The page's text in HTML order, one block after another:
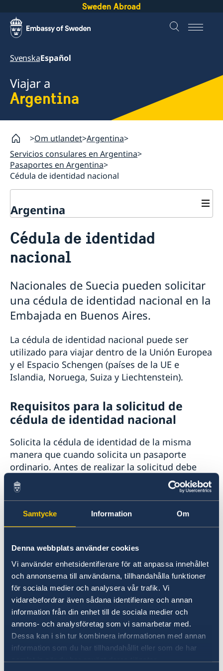
Samtycke Information Om
Denna webbplats använder cookies
Vi använder enhetsidentifierare för att anpassa innehållet
och annonserna till användarna, tillhandahålla funktioner
för sociala medier och analysera vår trafik. Vi
vidarebefordrar även sådana identifierare och annan
information från din enhet till de sociala medier och
annons- och analysföretag som vi samarbetar med.
Dessa kan i sin tur kombinera informationen med annan
information som du har tillhandahållit eller som de har
samlat in när du har använt deras tjänster.
Sweden Abroad
SvenskaEspañol
Viajar a
Argentina
Om utlandet Argentina
Servicios consulares en Argentina
Pasaportes en Argentina
Cédula de identidad nacional
Argentina
Votar en Argentina
Pasaportes en Argentina
Solicitud de pasaporte para menores de edad
Cédula de identidad nacional
Pasaporte provisorio
Número de coordinación
Pérdida de pasaporte
Entrega de pasaporte o cédula de identidad nacional
Ciudadanía sueca en Argentina
Registro de menores que nacieron en el
extranjero
Perder o conservar la ciudadanía sueca
Jubilación sueca en Argentina
Fe de vida en Argentina
Registro de defunción en Argentina
Aranceles en Argentina
Cédula de identidad
nacional
Nacionales de Suecia pueden solicitar
una cédula de identidad nacional en la
Embajada en Buenos Aires.
La cédula de identidad nacional puede ser
utilizado para viajar dentro de la Unión Europea
y el Espacio Schengen (países de la UE e
Islandia, Noruega, Suiza y Liechtenstein).
Requisitos para la solicitud de
cédula de identidad nacional
Solicita la cédula de identidad de la misma
manera que cuando solicita un pasaporte
ordinario. Antes de realizar la solicitud debe
leer con atención los requisitos en las páginas
Solicitud de pasaportes para mayores de edad
o
Solicitud de pasaportes para menores de edad
Solicitud de turno
Reserve su turno para solicitar un pasaporte a
través del
sistema electrónico de turnos de la Embajada.
Arancel
El precio de la solicitud de cédula de identidad